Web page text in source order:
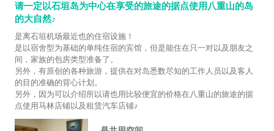
请一定以石垣岛为中心在享受的旅途的据点使用八重山的岛
的大自然♪
是离石垣机场最近也的住宿设施！
是以宿舍型为基础的单纯住宿的宾馆，但是能住在只一对以及朋友之
间，家族的包房类型准备了。
另外，有原创的各种旅游，提供在对岛悉数尽知的工作人员以及客人
的目的准确的背心计划。
另外，因为可以介绍所以请也用比较便宜的价格在八重山的旅途的据
点使用马林店铺以及租赁汽车店铺♪